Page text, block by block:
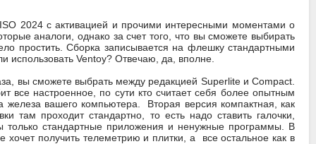
2024 с активацией и прочими интересными моментами о
аналоги, однако за счет того, что вы сможете выбирать
простить. Сборка записывается на флешку стандартными
использовать Ventoy? Отвечаю, да, вполне.
вы сможете выбрать между редакцией Superlite и Compact.
настроенное, по сути кто считает себя более опытным
вашего компьютера. Вторая версия компактная, как
там проходит стандартно, то есть надо ставить галочки,
только стандартные приложения и ненужные программы. В
получить телеметрию и плитки, а все остальное как в